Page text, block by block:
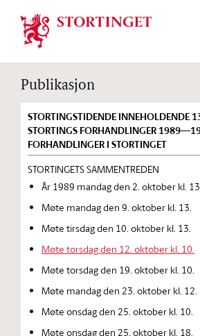
Stortinget.no
Publikasjon
STORTINGSTIDENDE INNEHOLDENDE
STORTINGS FORHANDLINGER
FORHANDLINGER I STORTINGET
STORTINGETS SAMMENTREDEN
År 1989 mandag den 2. oktober kl. 13
Møte mandag den 9. oktober kl. 13.
Møte tirsdag den 10. oktober kl. 13.
Møte torsdag den 12. oktober kl. 10.
Møte torsdag den 19. oktober kl. 10.
Møte mandag den 23. oktober kl. 12.
Møte onsdag den 25. oktober kl. 10.
Møte onsdag den 25. oktober kl. 18.